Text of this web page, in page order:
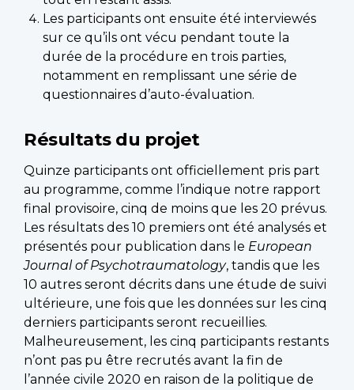
Les participants ont ensuite été interviewés
sur ce qu’ils ont vécu pendant toute la
durée de la procédure en trois parties,
notamment en remplissant une série de
questionnaires d’auto-évaluation.
Résultats du projet
Quinze participants ont officiellement pris part
au programme, comme l’indique notre rapport
final provisoire, cinq de moins que les 20 prévus.
Les résultats des 10 premiers ont été analysés et
présentés pour publication dans le European
Journal of Psychotraumatology, tandis que les
10 autres seront décrits dans une étude de suivi
ultérieure, une fois que les données sur les cinq
derniers participants seront recueillies.
Malheureusement, les cinq participants restants
n’ont pas pu être recrutés avant la fin de
l’année civile 2020 en raison de la politique de